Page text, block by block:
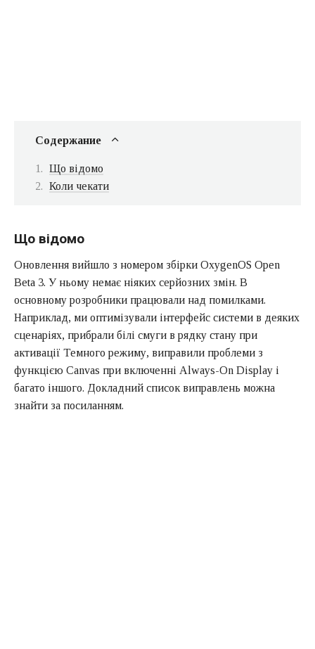
Содержание
Що відомо
Коли чекати
Що відомо
Оновлення вийшло з номером збірки OxygenOS Open
Beta 3. У ньому немає ніяких серйозних змін. В
основному розробники працювали над помилками.
Наприклад, ми оптимізували інтерфейс системи в деяких
сценаріях, прибрали білі смуги в рядку стану при
активації Темного режиму, виправили проблеми з
функцією Canvas при включенні Always-On Display і
багато іншого. Докладний список виправлень можна
знайти за посиланням.